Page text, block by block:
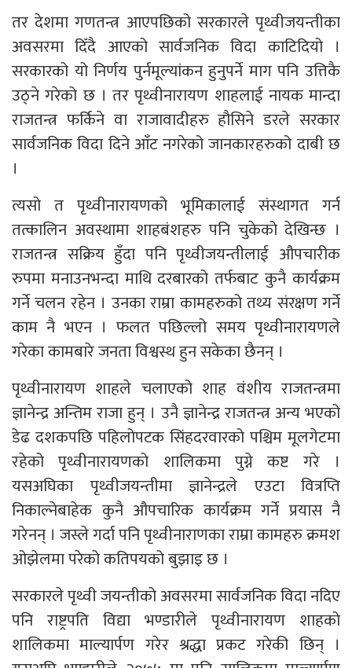
तर देशमा गणतन्त्र आएपछिको सरकारले पृथ्वीजयन्तीका
अवसरमा दिँदै आएको सार्वजनिक विदा काटिदियो ।
सरकारको यो निर्णय पुर्नमूल्यांकन हुनुपर्ने माग पनि उत्तिकै
उठ्ने गरेको छ । तर पृथ्वीनारायण शाहलाई नायक मान्दा
राजतन्त्र फर्किने वा राजावादीहरु हौसिने डरले सरकार
सार्वजनिक विदा दिने आँट नगरेको जानकारहरुको दाबी छ
।
त्यसो त पृथ्वीनारायणको भूमिकालाई संस्थागत गर्न
तत्कालिन अवस्थामा शाहबंशहरु पनि चुकेको देखिन्छ ।
राजतन्त्र सक्रिय हुँदा पनि पृथ्वीजयन्तीलाई औपचारीक
रुपमा मनाउनभन्दा माथि दरबारको तर्फबाट कुनै कार्यक्रम
गर्ने चलन रहेन । उनका राम्रा कामहरुको तथ्य संरक्षण गर्ने
काम नै भएन । फलत पछिल्लो समय पृथ्वीनारायणले
गरेका कामबारे जनता विश्वस्थ हुन सकेका छैनन् ।
पृथ्वीनारायण शाहले चलाएको शाह वंशीय राजतन्त्रमा
ज्ञानेन्द्र अन्तिम राजा हुन् । उनै ज्ञानेन्द्र राजतन्त्र अन्य भएको
डेढ दशकपछि पहिलोपटक सिंहदरवारको पश्चिम मूलगेटमा
रहेको पृथ्वीनारायणको शालिकमा पुग्ने कष्ट गरे ।
यसअघिका पृथ्वीजयन्तीमा ज्ञानेन्द्रले एउटा वित्रप्ति
निकाल्नेबाहेक कुनै औपचारिक कार्यक्रम गर्ने प्रयास नै
गरेनन् । जस्ले गर्दा पनि पृथ्वीनाराणका राम्रा कामहरु क्रमश
ओझेलमा परेको कतिपयको बुझाइ छ ।
सरकारले पृथ्वी जयन्तीको अवसरमा सार्वजनिक विदा नदिए
पनि राष्ट्रपति विद्या भण्डारीले पृथ्वीनारायण शाहको
शालिकमा माल्यार्पण गरेर श्रद्धा प्रकट गरेकी छिन् ।